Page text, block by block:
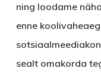
ning loodame
enne
sealt omakorda